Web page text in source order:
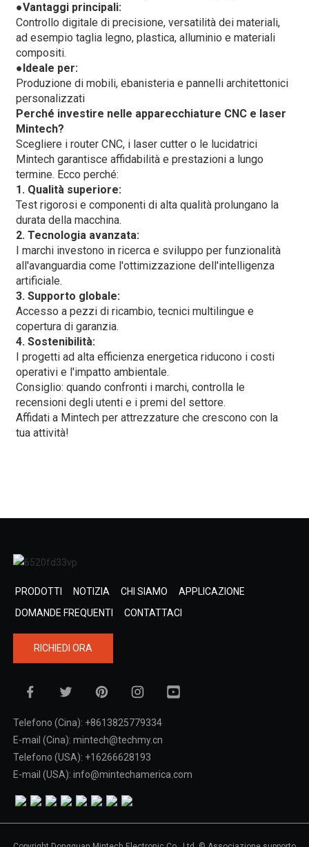
●Vantaggi principali:
Controllo digitale di precisione, versatilità dei materiali,
ad esempio taglia legno, plastica, alluminio e materiali
compositi.
●Ideale per:
Produzione di mobili, ebanisteria e pannelli architettonici
personalizzati
Perché investire nelle apparecchiature CNC e laser
Mintech?
Scegliere i router CNC, i laser cutter o le lucidatrici
Mintech garantisce affidabilità e prestazioni a lungo
termine. Ecco perché:
1. Qualità superiore:
Test rigorosi e componenti di alta qualità prolungano la
durata della macchina.
2. Tecnologia avanzata:
I marchi investono in ricerca e sviluppo per funzionalità
all'avanguardia come l'ottimizzazione dell'intelligenza
artificiale.
3. Supporto globale:
Accesso a pezzi di ricambio, tecnici multilingue e
copertura di garanzia.
4. Sostenibilità:
I progetti ad alta efficienza energetica riducono i costi
operativi e l'impatto ambientale.
Consiglio: quando confronti i marchi, controlla le
recensioni degli utenti e i premi del settore.
Affidati a Mintech per attrezzature che crescono con la
tua attività!
PRODOTTI NOTIZIA CHI SIAMO
APPLICAZIONE
DOMANDE FREQUENTI
CONTATTACI
RICHIEDI ORA
Telefono (Cina): +8613825779334
E-mail (Cina): mintech@techmy.cn
Telefono (USA): +16266628193
E-mail (USA): info@mintechamerica.com